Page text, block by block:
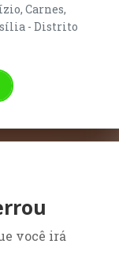
Carnes,
- Distrito
você irá